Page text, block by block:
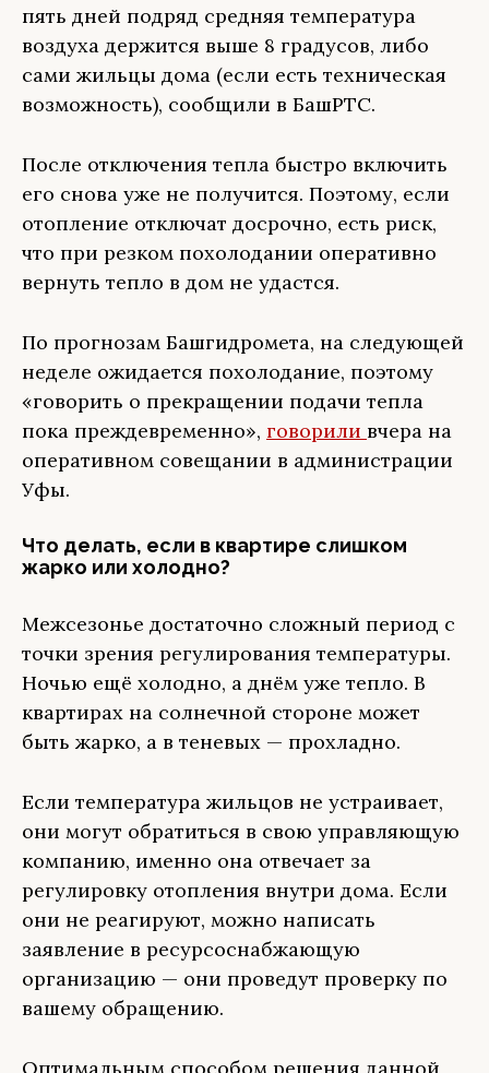
пять дней подряд средняя температура
воздуха держится выше 8 градусов, либо
сами жильцы дома (если есть техническая
возможность), сообщили в БашРТС.
После отключения тепла быстро включить
его снова уже не получится. Поэтому, если
отопление отключат досрочно, есть риск,
что при резком похолодании оперативно
вернуть тепло в дом не удастся.
По прогнозам Башгидромета, на следующей
неделе ожидается похолодание, поэтому
«говорить о прекращении подачи тепла
пока преждевременно», говорили вчера на
оперативном совещании в администрации
Уфы.
Что делать, если в квартире слишком
жарко или холодно?
Межсезонье достаточно сложный период с
точки зрения регулирования температуры.
Ночью ещё холодно, а днём уже тепло. В
квартирах на солнечной стороне может
быть жарко, а в теневых — прохладно.
Если температура жильцов не устраивает,
они могут обратиться в свою управляющую
компанию, именно она отвечает за
регулировку отопления внутри дома. Если
они не реагируют, можно написать
заявление в ресурсоснабжающую
организацию — они проведут проверку по
вашему обращению.